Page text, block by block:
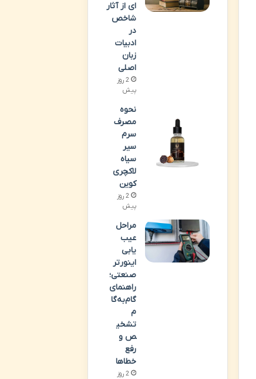
ای از آثار
شاخص
در
ادبیات
زبان
اصلی
2 روز
پیش
نحوه
مصرف
سرم
سیر
سیاه
لاکچری
کوین
2 روز
پیش
مراحل
عیب
یابی
اینورتر
صنعتی؛
راهنمای
گام‌به‌گا
م
تشخی
ص و
رفع
خطاها
2 روز